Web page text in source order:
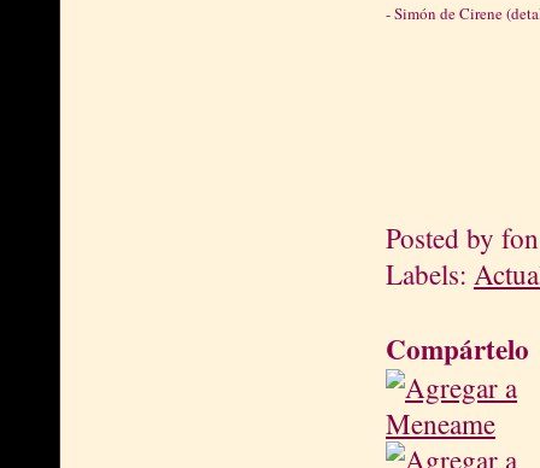
- Simón de Cirene
Posted by
Labels:
Compártelo